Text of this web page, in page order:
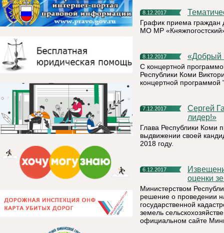
8.12.2017
График приема
МО МР
8.12.2017
С концертной
Республики Коми
концертной программой
7.12.2017
Сергей Гапликов: «Владимир Путин – наш национальный
лидер!»
Глава Республики Коми
выдвижении своей
2018 году.
6.12.2017
Извещение о проведении государственной кадастровой
оценки
Министерством
решение о проведении
государственной
земель
официальном сайте